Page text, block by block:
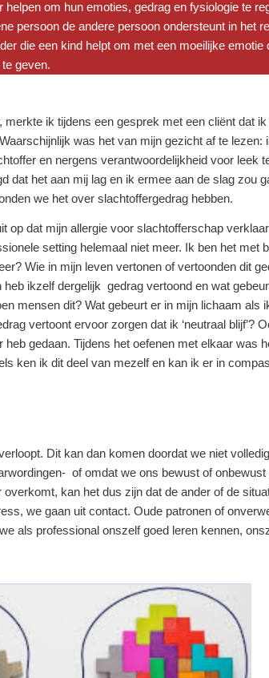
om hun emoties, gedrag en fysiologie te
persoon de andere persoon ondersteunt in het
die een kind helpt om met een moeilijke emotie
geven.
ik tijdens een gesprek met een cliënt dat
was het van mijn gezicht af te lezen:
en nergens verantwoordelijkheid voor leek
dat het aan mij lag en ik ermee aan de slag zou
we het over slachtoffergedrag hebben.
op dat mijn allergie voor slachtofferschap
setting helemaal niet meer. Ik ben het met
Wie in mijn leven vertonen of vertoonden dit
ikzelf dergelijk gedrag vertoond en wat
mensen dit? Wat gebeurt er in mijn lichaam als
vertoont ervoor zorgen dat ik ‘neutraal blijf’?
gedaan. Tijdens het oefenen met elkaar was
ken ik dit deel van mezelf en kan ik er in
Dit kan dan komen doordat we niet
of omdat we ons bewust of
kan het dus zijn dat de ander of de
we gaan uit contact. Oude patronen of
als professional onszelf goed leren kennen,